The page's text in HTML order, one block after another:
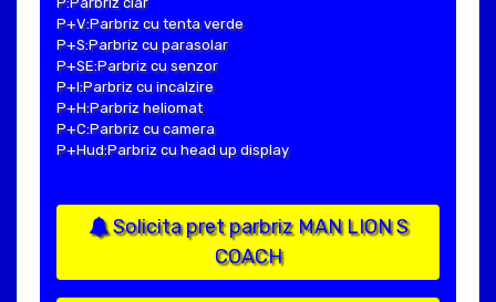
P+V:Parbriz cu tenta verde
P+S:Parbriz cu parasolar
P+SE:Parbriz cu senzor
P+I:Parbriz cu incalzire
P+H:Parbriz heliomat
P+C:Parbriz cu camera
P+Hud:Parbriz cu head up display
Solicita pret parbriz MAN LION S
COACH